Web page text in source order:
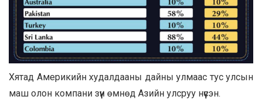
Хятад Америкийн худалдааны дайны улмаас тус улсын
маш олон компани зүүн өмнөд Азийн улсруу нүүсэн.